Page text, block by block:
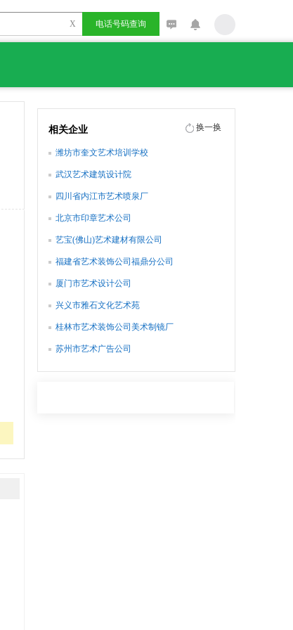
X 电话号码查询
相关企业 换一换
潍坊市奎文艺术培训学校
武汉艺术建筑设计院
四川省内江市艺术喷泉厂
北京市印章艺术公司
艺宝(佛山)艺术建材有限公司
福建省艺术装饰公司福鼎分公司
厦门市艺术设计公司
兴义市雅石文化艺术苑
桂林市艺术装饰公司美术制镜厂
苏州市艺术广告公司